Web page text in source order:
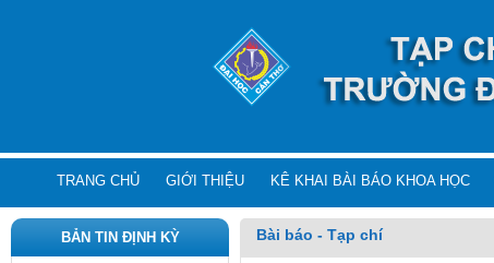
TRANG CHỦ GIỚI THIỆU KÊ KHAI BÀI BÁO KHOA HỌC
BẢN TIN ĐỊNH KỲ Bài báo - Tạp chí